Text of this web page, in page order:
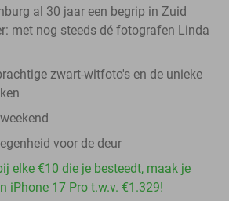
al 30 jaar een begrip in Zuid
met nog steeds dé fotografen Linda
zwart-witfoto's en de unieke
voor de deur
elke €10 die je besteedt, maak je
iPhone 17 Pro t.w.v. €1.329!